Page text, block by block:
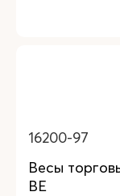
16200-97
Весы
ВЕ